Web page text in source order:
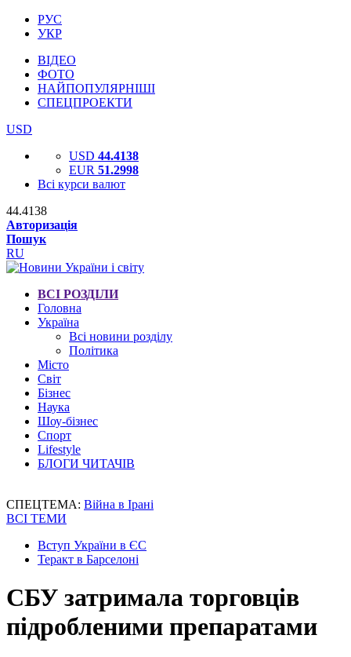
РУС
УКР
ВІДЕО
ФОТО
НАЙПОПУЛЯРНІШІ
СПЕЦПРОЕКТИ
USD
USD 44.4138
EUR 51.2998
Всі курси валют
44.4138
Авторизація
Пошук
RU
ВСІ РОЗДІЛИ
Головна
Україна
Всі новини розділу
Політика
Місто
Світ
Бізнес
Наука
Шоу-бізнес
Спорт
Lifestyle
БЛОГИ ЧИТАЧІВ
СПЕЦТЕМА: Війна в Ірані
ВСІ ТЕМИ
Вступ України в ЄС
Теракт в Барселоні
СБУ затримала торговців
підробленими препаратами